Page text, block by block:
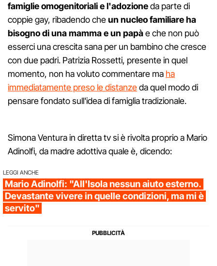
famiglie omogenitoriali e l'adozioneda parte di
coppie gay, ribadendo cheun nucleo familiare ha
bisogno di una mamma e un papàe che non può
esserci una crescita sana per un bambino che cresce
con due padri. Patrizia Rossetti, presente in quel
momento, non ha voluto commentare ma ha
immediatamente preso le distanzeda quel modo di
pensare fondato sull'idea di famiglia tradizionale.
Simona Ventura in diretta tv si è rivolta proprio a Mario
Adinolfi, da madre adottiva quale è, dicendo:
LEGGI ANCHE
Mario Adinolfi: "All'Isola nessun aiuto esterno.
Devastante vivere in quelle condizioni, ma mi è
servito"